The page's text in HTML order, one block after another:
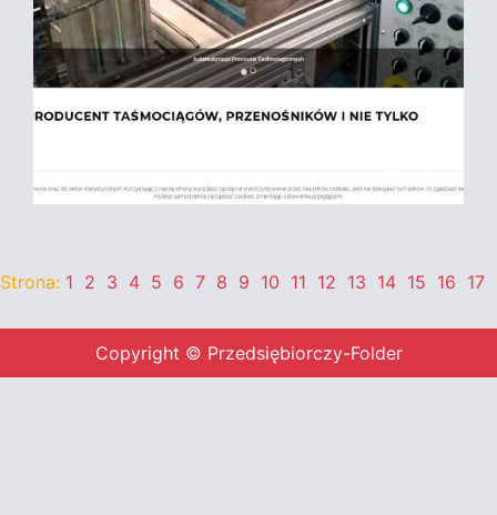
Strona: 1 2 3 4 5 6 7 8 9 10 11 12 13 14 15 16 17
Copyright © Przedsiębiorczy-Folder